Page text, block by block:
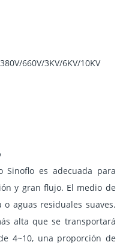
660V/3KV/6KV/10KV
Sinoflo es adecuada para
y gran flujo. El medio de
aguas residuales suaves.
alta que se transportará
4~10, una proporción de